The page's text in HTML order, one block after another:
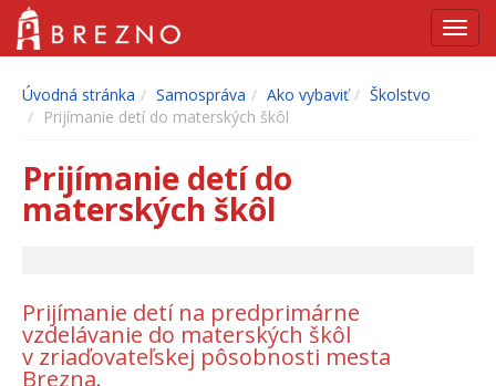
Úvodná stránka Samospráva Ako vybaviť
Školstvo
Prijímanie detí do materských škôl
Prijímanie detí do
materských škôl
Prijímanie detí na predprimárne
vzdelávanie do materských škôl
v zriaďovateľskej pôsobnosti mesta
Brezna.